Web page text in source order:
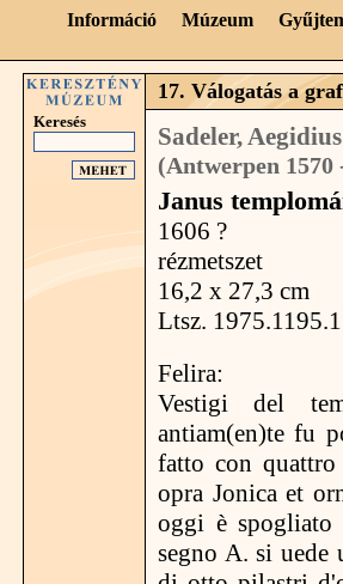
Információ Múzeum
Keresés
17. Válogatás a
Sadeler, Aegidius
(Antwerpen 1570
Janus
1606 ?
rézmetszet
16,2 x 27,3 cm
Ltsz. 1975.1195.1
Felira:
Vestigi del
antiam(en)te fu
fatto con
opra Jonica et
oggi è
segno A. si uede